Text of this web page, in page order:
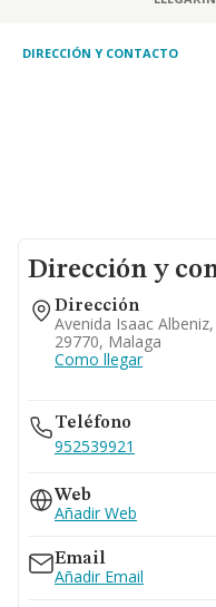
DIRECCIÓN Y CONTACTO
Dirección y
Dirección
Avenida Isaac
29770, Malaga
Como llegar
Teléfono
952539921
Web
Añadir Web
Email
Añadir Email